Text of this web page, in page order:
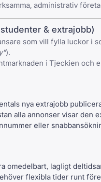
administrativ
& extrajobb)
som vill fylla luckor i
).
i Tjeckien och
nya extrajobb
alla annonser visar den
eller
omedelbart, lagligt
flexibla tider runt